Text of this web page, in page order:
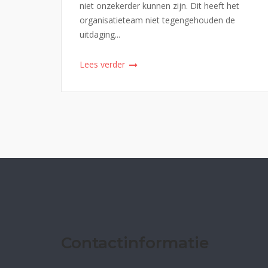
niet onzekerder kunnen zijn. Dit heeft het
organisatieteam niet tegengehouden de
uitdaging...
Lees verder